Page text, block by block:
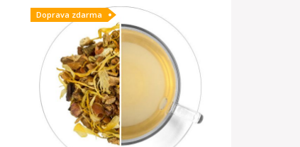
Detail produktu
Doprava zdarma